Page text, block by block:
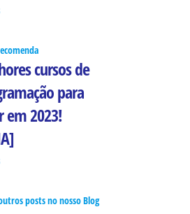
cursos de
para
em 2023!
posts no nosso Blog